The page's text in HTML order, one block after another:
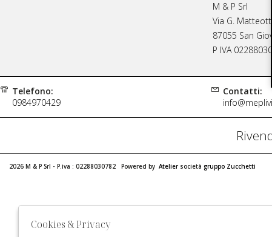
M & P Srl
Via G.
87055 San
P IVA
Telefono:
0984970429
Contatti:
2026 M & P Srl - P.iva : 02288030782 Powered by Atelier società gruppo Zucchetti
Cookies & Privacy